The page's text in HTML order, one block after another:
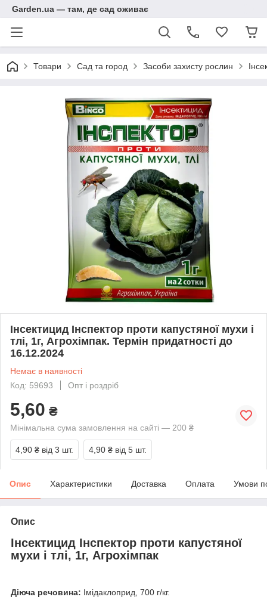
Garden.ua — там, де сад оживає
Товари Сад та город Засоби захисту рослин
Інсектицид Інспектор проти капустяної мухи і
тлі, 1г, Агрохімпак. Термін придатності до
16.12.2024
Немає в наявності
Код: 59693
Опт і роздріб
5,60 ₴
Мінімальна сума замовлення на сайті — 200 ₴
4,90 ₴ від 3 шт. 4,90 ₴ від 5 шт.
Опис Характеристики Доставка Оплата Умови
Опис
Інсектицид Інспектор проти капустяної
мухи і тлі, 1г, Агрохімпак
Діюча речовина: Імідаклоприд, 700 г/кг.